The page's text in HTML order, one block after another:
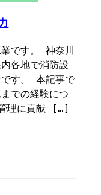
です。 神奈川
各地で消防設
です。 本記事で
での経験につ
理に貢献 […]